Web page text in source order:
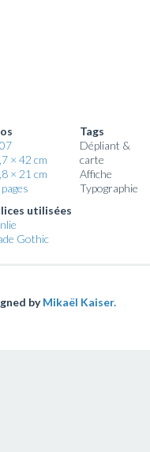
× 42 cm
× 21 cm
utilisées
Gothic
Tags
Dépliant &
carte
Affiche
Typographie
byMikaël Kaiser.